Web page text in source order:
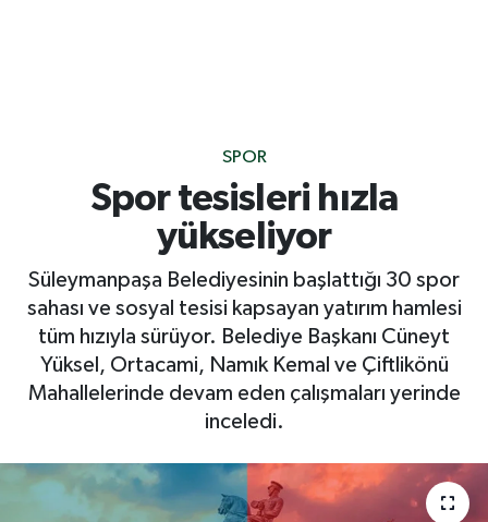
SPOR
Spor tesisleri hızla
yükseliyor
Süleymanpaşa Belediyesinin başlattığı 30 spor
sahası ve sosyal tesisi kapsayan yatırım hamlesi
tüm hızıyla sürüyor. Belediye Başkanı Cüneyt
Yüksel, Ortacami, Namık Kemal ve Çiftlikönü
Mahallelerinde devam eden çalışmaları yerinde
inceledi.